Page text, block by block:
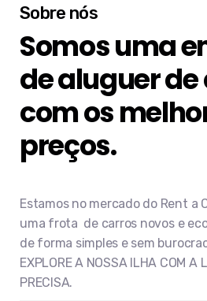
Sobre nós
Somos uma
de aluguer
com os
preços.
Estamos no mercado do Rent a
uma frota de carros novos e
de forma simples e sem
EXPLORE A NOSSA ILHA COM A
PRECISA.